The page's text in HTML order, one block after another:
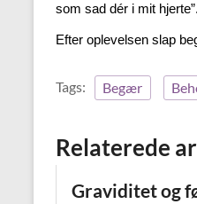
som sad dér i mit hjerte”.
Efter oplevelsen slap
Tags: Begær
Relaterede
Graviditet og